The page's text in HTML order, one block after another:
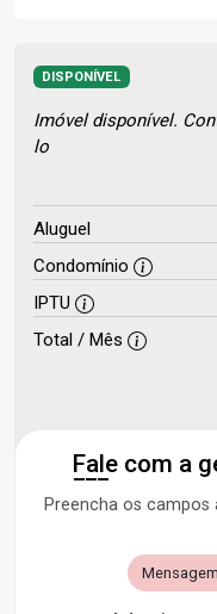
DISPONÍVEL
Imóvel disponível.
lo
Aluguel
Condomínio
IPTU
Total / Mês
Fale com a
Preencha os